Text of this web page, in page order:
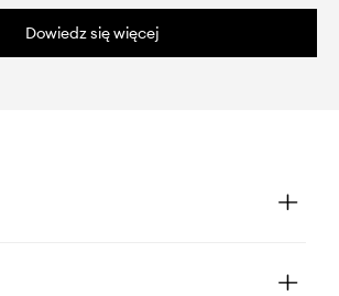
Dowiedz się więcej